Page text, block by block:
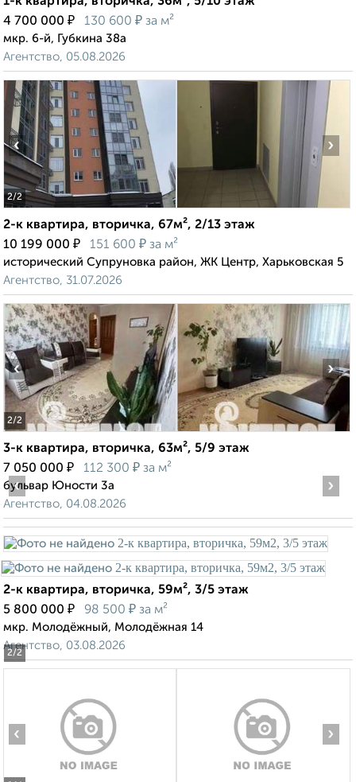
4 700 000 ₽ 130 600 ₽ за м²
мкр. 6-й, Губкина 38а
Агентство, 05.08.2026
2/2
‹ ›
2-к квартира, вторичка, 67м², 2/13 этаж
10 199 000 ₽ 151 600 ₽ за м²
исторический Супруновка район, ЖК Центр, Харьковская 5
Агентство, 31.07.2026
2/2
‹ ›
3-к квартира, вторичка, 63м², 5/9 этаж
7 050 000 ₽ 112 300 ₽ за м²
бульвар Юности 3а
Агентство, 04.08.2026
2/2
‹ ›
2-к квартира, вторичка, 59м², 3/5 этаж
5 800 000 ₽ 98 500 ₽ за м²
мкр. Молодёжный, Молодёжная 14
Агентство, 03.08.2026
‹ ›